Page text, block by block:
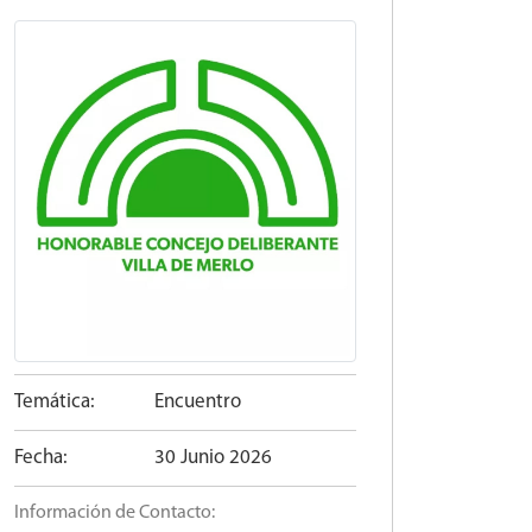
Temática: Encuentro
Fecha: 30 Junio 2026
Información de Contacto: